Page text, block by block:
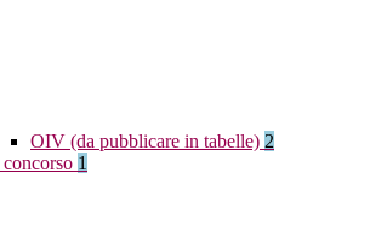
OIV (da pubblicare in tabelle) 2
1